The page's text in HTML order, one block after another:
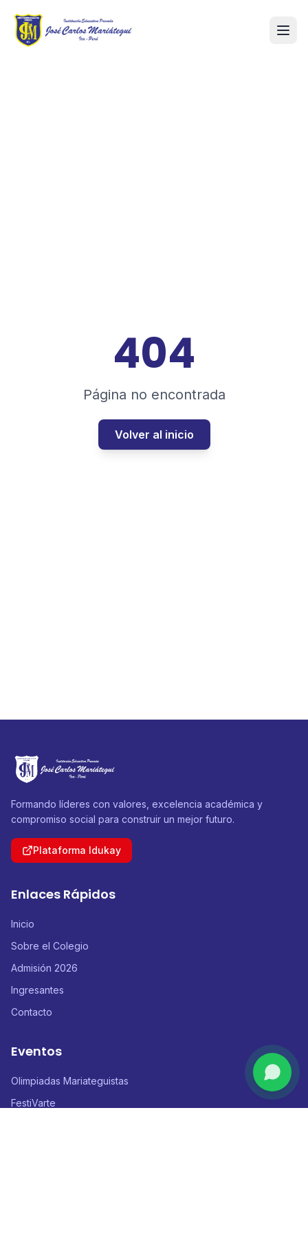
404
Página no encontrada
Volver al inicio
Formando líderes con valores, excelencia académica y
compromiso social para construir un mejor futuro.
Plataforma Idukay
Enlaces Rápidos
Inicio
Sobre el Colegio
Admisión 2026
Ingresantes
Contacto
Eventos
Olimpiadas Mariateguistas
FestiVarte